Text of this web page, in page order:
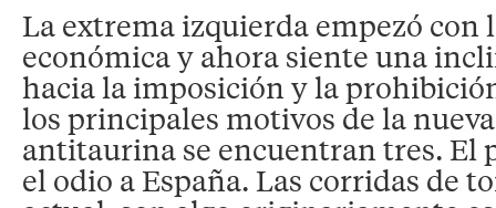
La extrema izquierda empezó con
económica y ahora siente una
hacia la imposición y la
los principales motivos de la
antitaurina se encuentran tres. El
el odio a España. Las corridas de